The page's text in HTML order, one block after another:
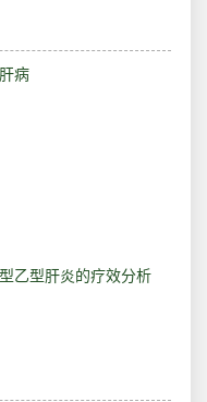
病
乙型肝炎的疗效分析